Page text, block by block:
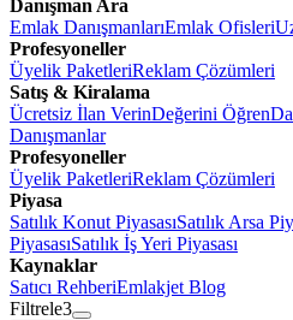
Danışman Ara
Emlak DanışmanlarıEmlak Ofisleri
Profesyoneller
Üyelik PaketleriReklam Çözümleri
Satış & Kiralama
Ücretsiz İlan VerinDeğerini Öğren
Danışmanlar
Profesyoneller
Üyelik PaketleriReklam Çözümleri
Piyasa
Satılık Konut PiyasasıSatılık Arsa
PiyasasıSatılık İş Yeri Piyasası
Kaynaklar
Satıcı RehberiEmlakjet Blog
Filtrele3